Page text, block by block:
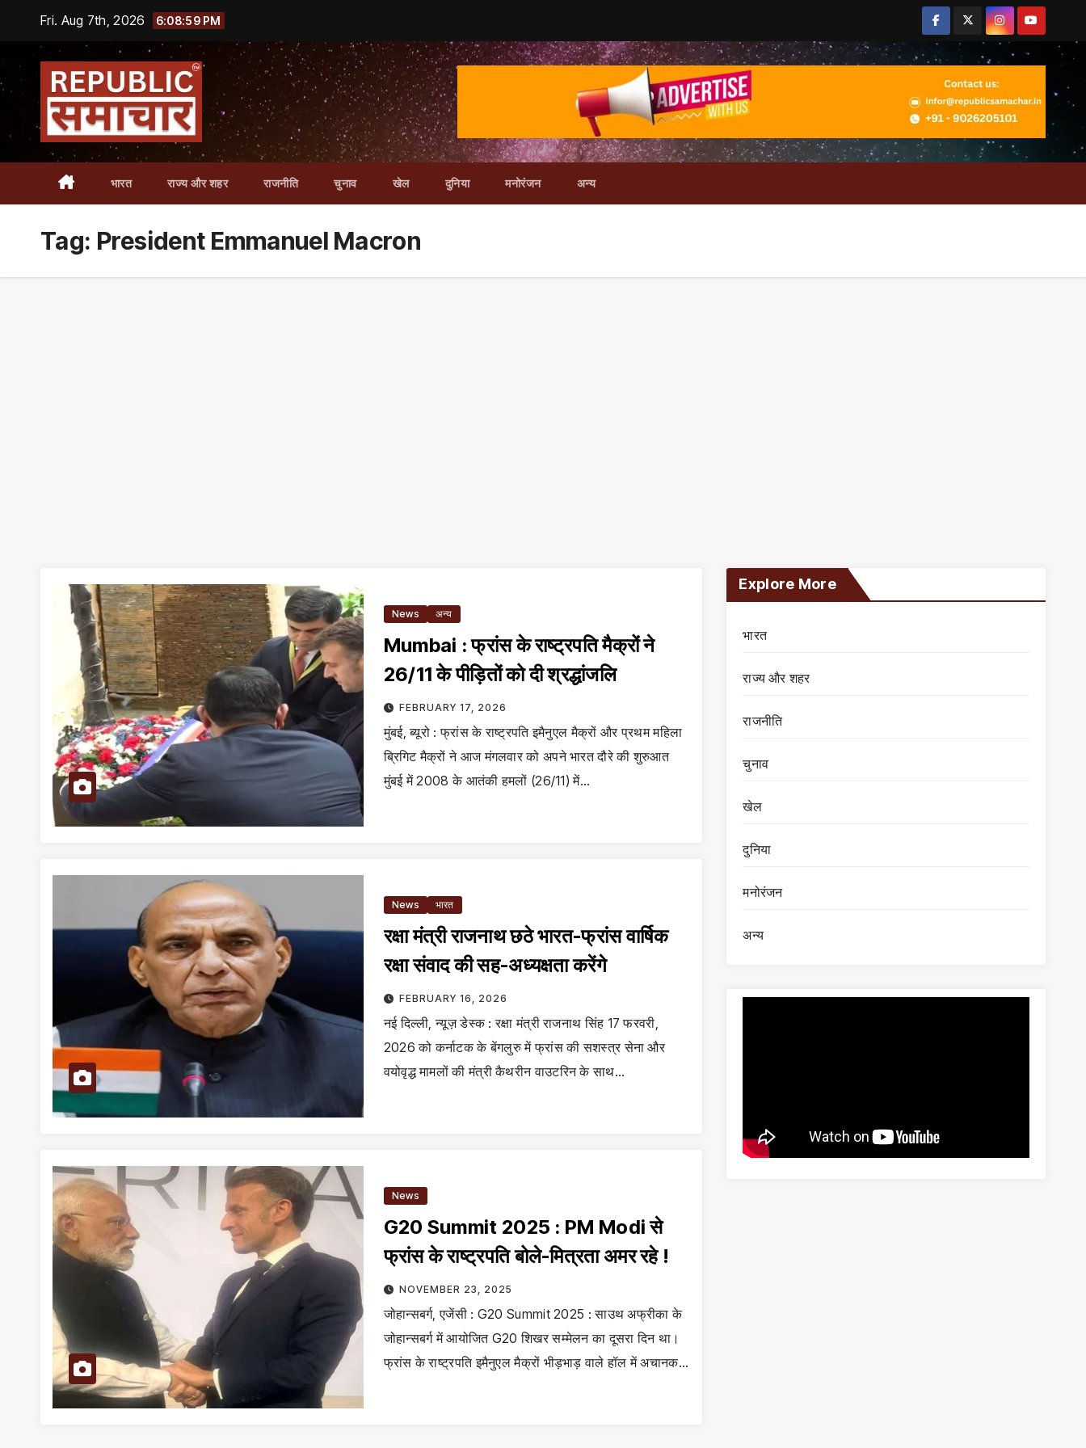
content
Fri. Aug 7th, 2026 6:08:59 PM
भारत राज्य और शहर राजनीति चुनाव खेल दुनिया मनोरंजन अन्य
Tag: President Emmanuel Macron
News अन्य
Mumbai : फ्रांस के राष्ट्रपति मैक्रों ने
26/11 के पीड़ितों को दी श्रद्धांजलि
FEBRUARY 17, 2026
मुंबई, ब्यूरो : फ्रांस के राष्ट्रपति इमैनुएल मैक्रों और प्रथम महिला
ब्रिगिट मैक्रों ने आज मंगलवार को अपने भारत दौरे की शुरुआत
मुंबई में 2008 के आतंकी हमलों (26/11) में…
News भारत
रक्षा मंत्री राजनाथ छठे भारत-फ्रांस वार्षिक
रक्षा संवाद की सह-अध्यक्षता करेंगे
FEBRUARY 16, 2026
नई दिल्ली, न्यूज़ डेस्क : रक्षा मंत्री राजनाथ सिंह 17 फरवरी,
2026 को कर्नाटक के बेंगलुरु में फ्रांस की सशस्त्र सेना और
वयोवृद्ध मामलों की मंत्री कैथरीन वाउटरिन के साथ…
News
G20 Summit 2025 : PM Modi से
फ्रांस के राष्ट्रपति बोले-मित्रता अमर रहे !
NOVEMBER 23, 2025
जोहान्सबर्ग, एजेंसी : G20 Summit 2025 : साउथ अफ्रीका के
जोहान्सबर्ग में आयोजित G20 शिखर सम्मेलन का दूसरा दिन था।
फ्रांस के राष्ट्रपति इमैनुएल मैक्रों भीड़भाड़ वाले हॉल में अचानक…
Explore More
भारत
राज्य और शहर
राजनीति
चुनाव
खेल
दुनिया
मनोरंजन
अन्य